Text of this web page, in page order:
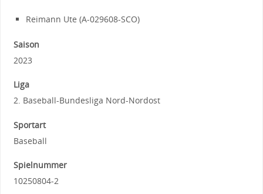
Reimann Ute (A-029608-SCO)
Saison
2023
Liga
2. Baseball-Bundesliga Nord-Nordost
Sportart
Baseball
Spielnummer
10250804-2